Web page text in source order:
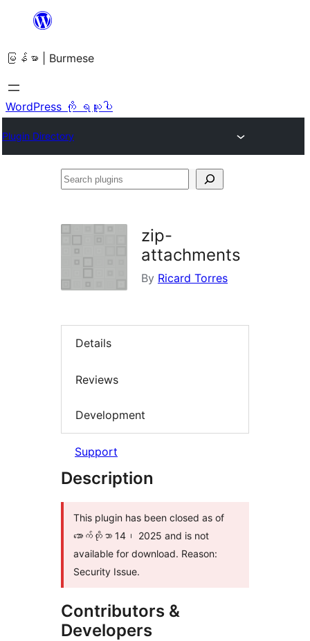
အကြောင်းအရာ
ကျော်သွား
ရန်
မြန်မာ | Burmese
WordPress ကို ရယူပါ
Plugin Directory
Search
zip-
attachments
By Ricard Torres
Details
Reviews
Development
Support
Description
This plugin has been closed as of
အောက်တိုဘာ 14၊ 2025 and is not
available for download. Reason:
Security Issue.
Contributors &
Developers